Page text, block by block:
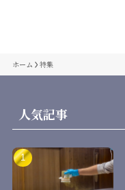
ホーム 特集
人気記事